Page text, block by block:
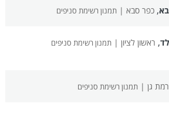
,כפר סבא |תמנון רשימת סניפים
, ראשון לציון |תמנון רשימת סניפים
רמת גן |תמנון רשימת סניפים